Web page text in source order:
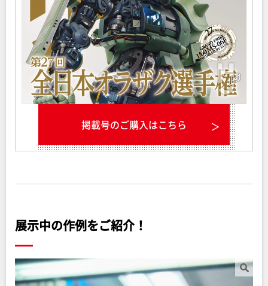
掲載号のご購入はこちら
展示中の作例をご紹介！